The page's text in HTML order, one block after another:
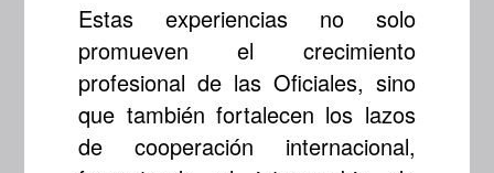
Estas experiencias no solo
promueven el crecimiento
profesional de las Oficiales, sino
que también fortalecen los lazos
de cooperación internacional,